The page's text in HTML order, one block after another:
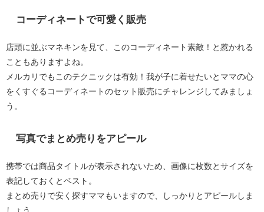
コーディネートで可愛く販売
店頭に並ぶマネキンを見て、このコーディネート素敵！と惹かれる
こともありますよね。
メルカリでもこのテクニックは有効！我が子に着せたいとママの心
をくすぐるコーディネートのセット販売にチャレンジしてみましょ
う。
写真でまとめ売りをアピール
携帯では商品タイトルが表示されないため、画像に枚数とサイズを
表記しておくとベスト。
まとめ売りで安く探すママもいますので、しっかりとアピールしま